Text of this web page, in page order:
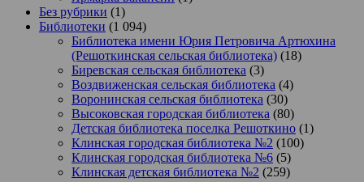
Без рубрики (1)
Библиотеки (1 094)
Библиотека имени Юрия Петровича Артюхина
(Решоткинская сельская библиотека) (18)
Биревская сельская библиотека (3)
Воздвиженская сельская библиотека (4)
Воронинская сельская библиотека (30)
Высоковская городская библиотека (80)
Детская библиотека поселка Решоткино (1)
Клинская городская библиотека №2 (100)
Клинская городская библиотека №6 (5)
Клинская детская библиотека №2 (259)